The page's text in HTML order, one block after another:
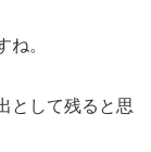
ね。
として残ると思